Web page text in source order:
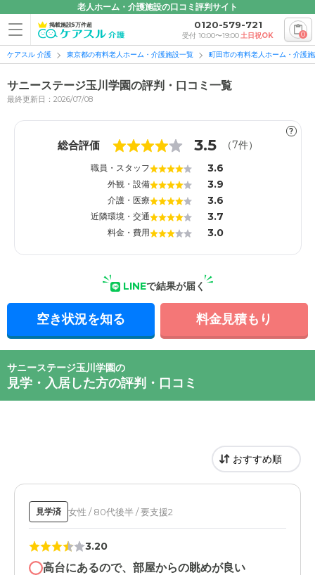
老人ホーム・介護施設の口コミ評判サイト
掲載施設5万件超 0120-579-721
受付 10:00〜19:00土日祝OK 0
ケアスル 介護 東京都の有料老人ホーム・介護施設一覧 町田市の有料老人ホーム・介護
サニーステージ玉川学園の評判・口コミ一覧
最終更新日：2026/07/08
?
総合評価 3.5 （7件）
職員・スタッフ 3.6
外観・設備 3.9
介護・医療 3.6
近隣環境・交通 3.7
料金・費用 3.0
LINEで結果が届く
空き状況を知る 料金見積もり
サニーステージ玉川学園の
見学・入居した方の評判・口コミ
見学済 女性 / 80代後半 / 要支援2
3.20
高台にあるので、部屋からの眺めが良い